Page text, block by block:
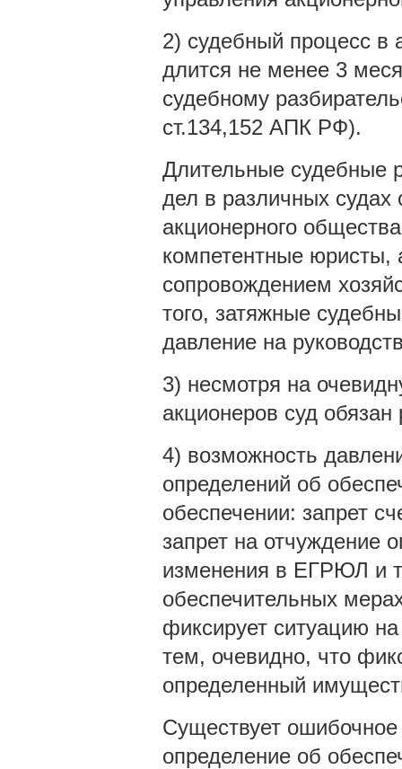
2) судебный процесс
длится не менее 3
судебному
ст.134,152 АПК РФ).
Длительные судебные
дел в различных судах
акционерного
компетентные юристы,
сопровождением
того, затяжные
давление на
3) несмотря на
акционеров суд
4) возможность
определений об
обеспечении: запрет
запрет на отчуждение
изменения в ЕГРЮЛ и
обеспечительных
фиксирует ситуацию
тем, очевидно, что
определенный
Существует
определение об